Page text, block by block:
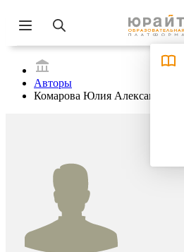
Авторы
Комарова Юлия Александровна